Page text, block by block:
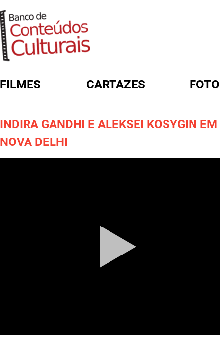
FILMES CARTAZES
INDIRA GANDHI E ALEKSEI KOSYGIN EM
NOVA DELHI